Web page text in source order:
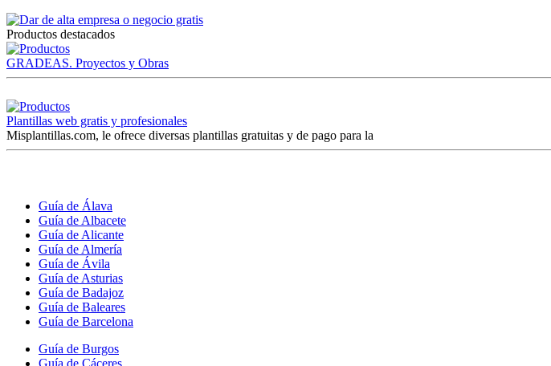
Productos destacados
GRADEAS. Proyectos y Obras
Plantillas web gratis y profesionales
Misplantillas.com, le ofrece diversas plantillas gratuitas y de pago para la
Guía de Álava
Guía de Albacete
Guía de Alicante
Guía de Almería
Guía de Ávila
Guía de Asturias
Guía de Badajoz
Guía de Baleares
Guía de Barcelona
Guía de Burgos
Guía de Cáceres